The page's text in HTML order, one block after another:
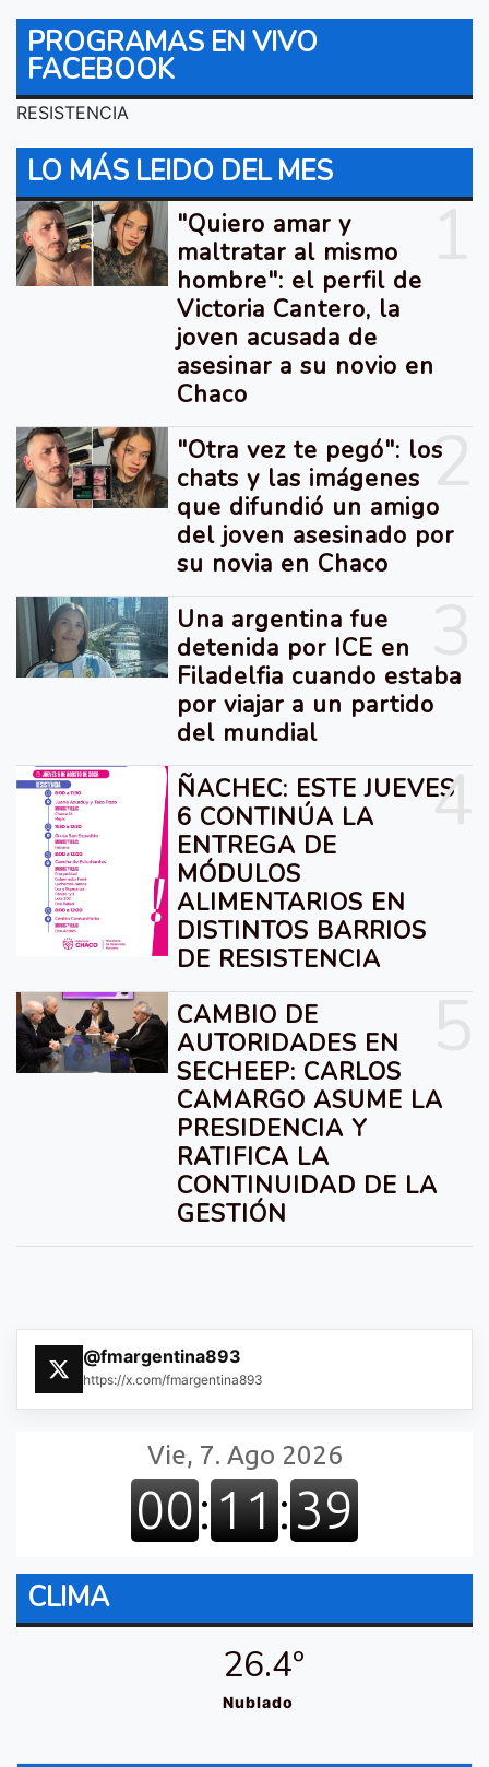
PROGRAMAS EN VIVO
FACEBOOK
RESISTENCIA
LO MÁS LEIDO DEL MES
"Quiero amar y
maltratar al mismo
hombre": el perfil de
Victoria Cantero, la
joven acusada de
asesinar a su novio en
Chaco
2
"Otra vez te pegó": los
chats y las imágenes
que difundió un amigo
del joven asesinado por
su novia en Chaco
Una argentina fue
detenida por ICE en
Filadelfia cuando estaba
por viajar a un partido
del mundial
4
ÑACHEC: ESTE JUEVES
6 CONTINÚA LA
ENTREGA DE
MÓDULOS
ALIMENTARIOS EN
DISTINTOS BARRIOS
DE RESISTENCIA
CAMBIO DE
AUTORIDADES EN
SECHEEP: CARLOS
CAMARGO ASUME LA
PRESIDENCIA Y
RATIFICA LA
CONTINUIDAD DE LA
GESTIÓN
@fmargentina893
https://x.com/fmargentina893
CLIMA
26.4º
Nublado